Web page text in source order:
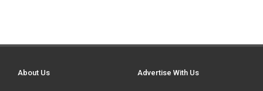
About Us Advertise With Us